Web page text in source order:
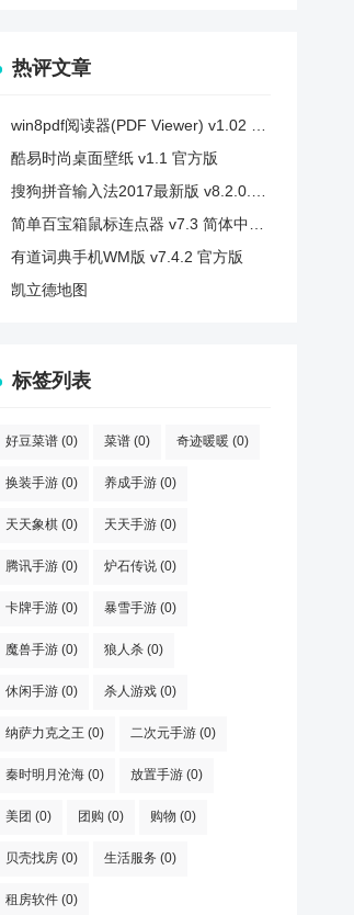
热评文章
win8pdf阅读器(PDF Viewer) v1.02 官方版
酷易时尚桌面壁纸 v1.1 官方版
搜狗拼音输入法2017最新版 v8.2.0.8853 官方版
简单百宝箱鼠标连点器 v7.3 简体中文绿色免费版
有道词典手机WM版 v7.4.2 官方版
凯立德地图
标签列表
好豆菜谱 (0) 菜谱 (0) 奇迹暖暖 (0)
换装手游 (0) 养成手游 (0)
天天象棋 (0) 天天手游 (0)
腾讯手游 (0) 炉石传说 (0)
卡牌手游 (0) 暴雪手游 (0)
魔兽手游 (0) 狼人杀 (0)
休闲手游 (0) 杀人游戏 (0)
纳萨力克之王 (0) 二次元手游 (0)
秦时明月沧海 (0) 放置手游 (0)
美团 (0) 团购 (0) 购物 (0)
贝壳找房 (0) 生活服务 (0)
租房软件 (0)